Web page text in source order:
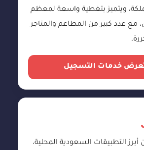
ويتميز بتغطية واسعة لمعظم
مع عدد كبير من المطاعم والمتاجر
خدمات التسجيل
التطبيقات السعودية المحلية،